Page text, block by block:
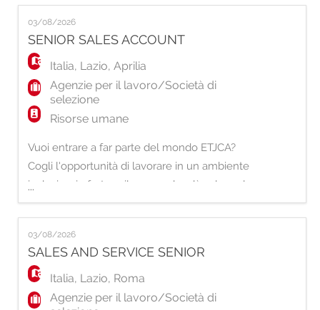
di Cantù, stiamo selezionando una risorsa da
inserire nel ruolo di: Sales And Services
Senior. Principali responsabilità: - Gestione
del processo di ricerca e
03/08/2026
SENIOR SALES ACCOUNT
Italia, Lazio,Aprilia
Agenzie per il lavoro/Società di
selezione
Risorse umane
Vuoi entrare a far parte del mondo ETJCA?
Cogli l'opportunità di lavorare in un ambiente
inclusivo, in forte sviluppo e che dà valore al
proprio Capitale Umano. Per la nostra
Filiale di Aprilia, siamo alla ricerca di un
Senior Sales Account che voglia fare la
differenza. Sei pronto a diventare un
protagonista della nostra crescita? Ti occupe
...
03/08/2026
SALES AND SERVICE SENIOR
Italia, Lazio, Roma
Agenzie per il lavoro/Società di